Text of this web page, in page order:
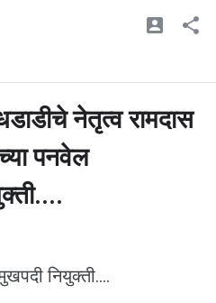
नेतृत्व रामदास
पनवेल
नियुक्ती....